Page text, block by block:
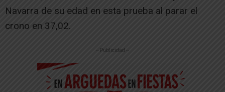
Navarra de su edad en esta prueba al parar el
crono en 37,02.
-- Publicidad --